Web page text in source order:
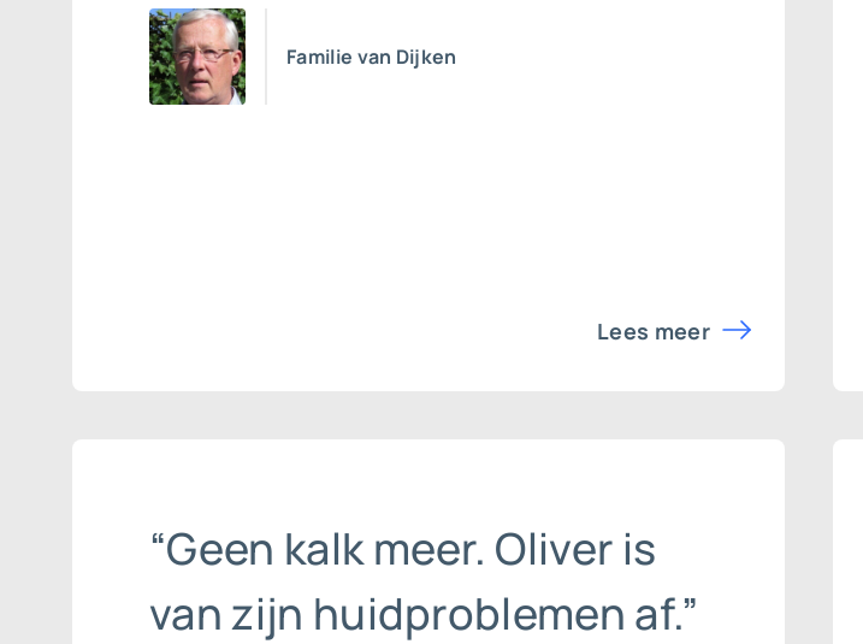
Familie van Dijken
Lees meer
“Geen kalk meer. Oliver is
van zijn huidproblemen af.”